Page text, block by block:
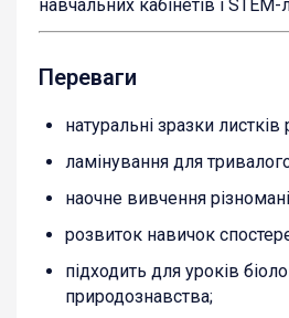
навчальних кабінетів і STEM-
Переваги
натуральні зразки листків
ламінування для
наочне вивчення
розвиток навичок
підходить для уроків
природознавства;